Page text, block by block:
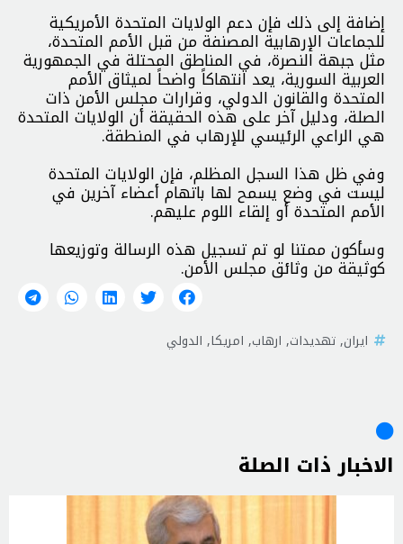
إضافة إلى ذلك فإن دعم الولايات المتحدة الأمريكية
للجماعات الإرهابية المصنفة من قبل الأمم المتحدة،
مثل جبهة النصرة، في المناطق المحتلة في الجمهورية
العربية السورية، يعد انتهاكاً واضحاً لميثاق الأمم
المتحدة والقانون الدولي، وقرارات مجلس الأمن ذات
الصلة، ودليل آخر على هذه الحقيقة أن الولايات المتحدة
هي الراعي الرئيسي للإرهاب في المنطقة.
وفي ظل هذا السجل المظلم، فإن الولايات المتحدة
ليست في وضع يسمح لها باتهام أعضاء آخرين في
الأمم المتحدة أو إلقاء اللوم عليهم.
وسأكون ممتنا لو تم تسجيل هذه الرسالة وتوزيعها
كوثيقة من وثائق مجلس الأمن.
ايران,تهديدات, ارهاب, امريكا, الدولي
الاخبار ذات الصلة